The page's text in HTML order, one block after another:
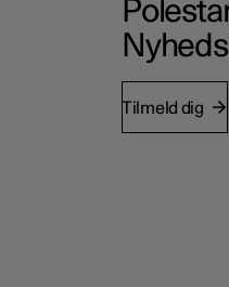
Tilmeld dig